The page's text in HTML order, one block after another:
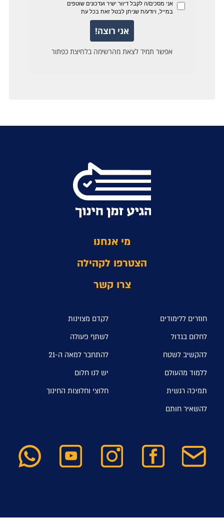
מי אנחנו
הצטרפו לקהילה
צרו קשר
חוזרים ללימודים
לקדם מצוינות
לחלום בגדול
לשתף פעולה
להקשיב לשטח
להתחבר למאה ה-21
ללמוד מהעולם
יש לנו חלום
תמיכה רגשית
חלוצי וחלוצות החינוך
להשאיר חותם